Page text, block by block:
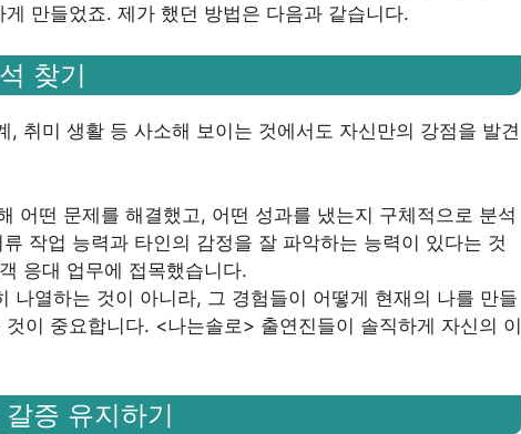
만들었죠. 제가 했던 방법은 다음과 같습니다.
찾기
, 취미 생활 등 사소해 보이는 것에서도 자신만의 강점을 발견
어떤 문제를 해결했고, 어떤 성과를 냈는지 구체적으로 분석
작업 능력과 타인의 감정을 잘 파악하는 능력이 있다는 것
응대 업무에 접목했습니다.
나열하는 것이 아니라, 그 경험들이 어떻게 현재의 나를 만들
이 중요합니다. <나는솔로> 출연진들이 솔직하게 자신의 이
갈증 유지하기